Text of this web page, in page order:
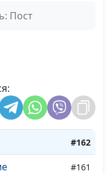
Пост
#164
#163
#162
#161